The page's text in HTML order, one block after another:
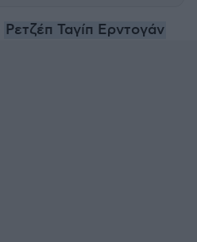
Ρετζέπ Ταγίπ Ερντογάν